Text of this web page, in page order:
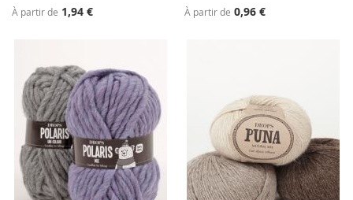
À partir de 1,94 €
À partir de 0,96 €